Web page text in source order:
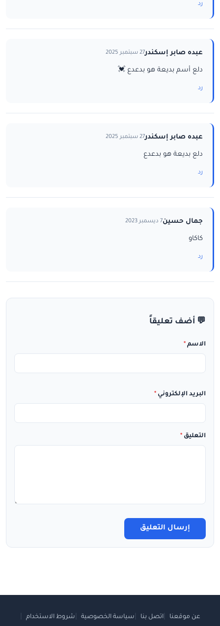
رد
عبده صابر إسكندر27 سبتمبر 2025
دلع أسم بديعة هو بدعدع 💓
رد
عبده صابر إسكندر27 سبتمبر 2025
دلع بديعة هو بدعدع
رد
جمال حسين7 ديسمبر 2023
كاكاو
رد
💬 أضف تعليقاً
الاسم *
البريد الإلكتروني *
التعليق *
إرسال التعليق
عن موقعنا اتصل بنا سياسة الخصوصية شروط الاستخدام